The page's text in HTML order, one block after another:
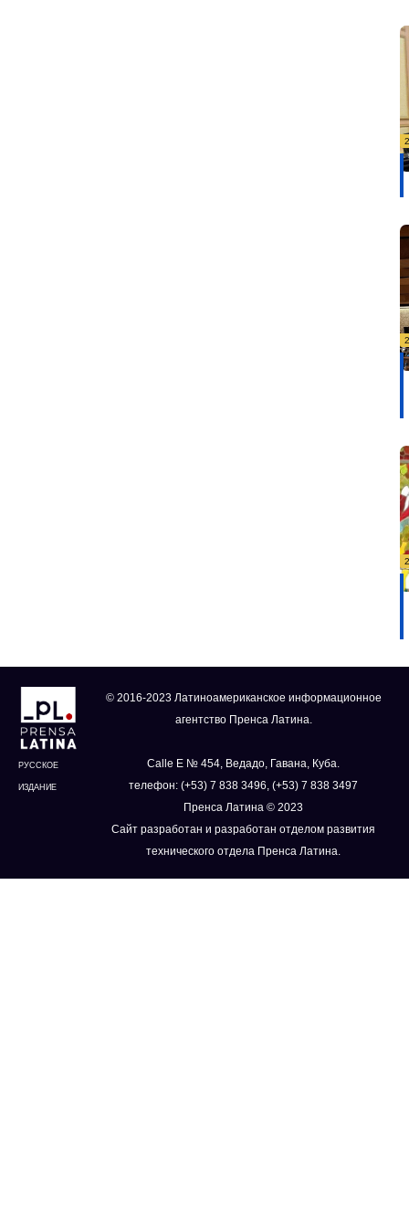
РУССКОЕ
ИЗДАНИЕ
© 2016-2023 Латиноамериканское информационное
агентство Пренса Латина.
Calle E № 454, Ведадо, Гавана, Куба.
телефон: (+53) 7 838 3496, (+53) 7 838 3497
Пренса Латина © 2023
Сайт разработан и разработан отделом развития
технического отдела Пренса Латина.